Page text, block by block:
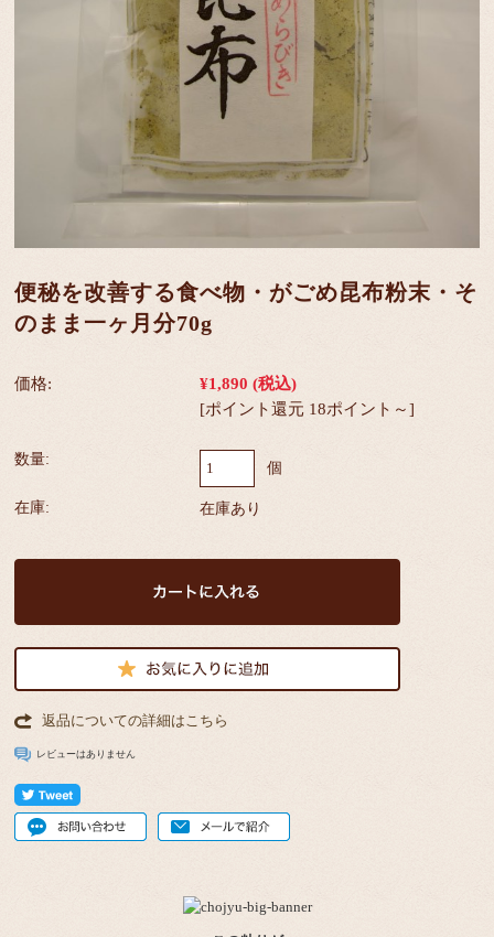
便秘を改善する食べ物・がごめ昆布粉末・そ
のまま一ヶ月分70g
価格: ¥1,890 (税込)
[ポイント還元 18ポイント～]
数量:
個
在庫: 在庫あり
返品についての詳細はこちら
レビューはありません